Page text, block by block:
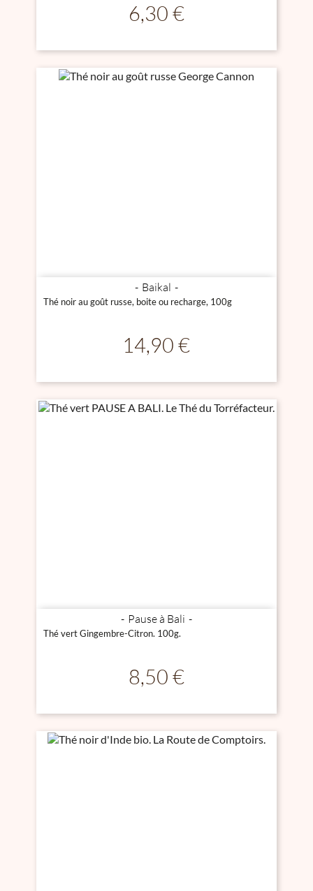
Prix
6,30 €
Baikal
Thé noir au goût russe, boite ou recharge, 100g
Prix
14,90 €
Pause à Bali
Thé vert Gingembre-Citron. 100g.
Prix
8,50 €